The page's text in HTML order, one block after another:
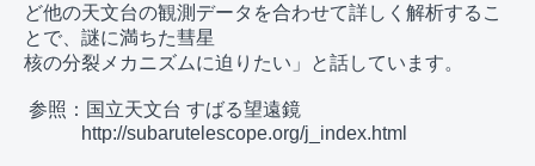
ど他の天文台の観測データを合わせて詳しく解析するこ
とで、謎に満ちた彗星
核の分裂メカニズムに迫りたい」と話しています。
http://subarutelescope.org/j_index.html